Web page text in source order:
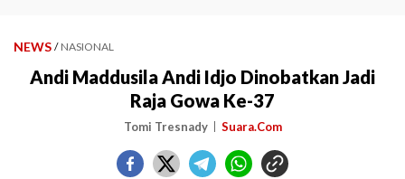
NEWS / NASIONAL
Andi Maddusila Andi Idjo Dinobatkan Jadi
Raja Gowa Ke-37
Tomi Tresnady Suara.Com